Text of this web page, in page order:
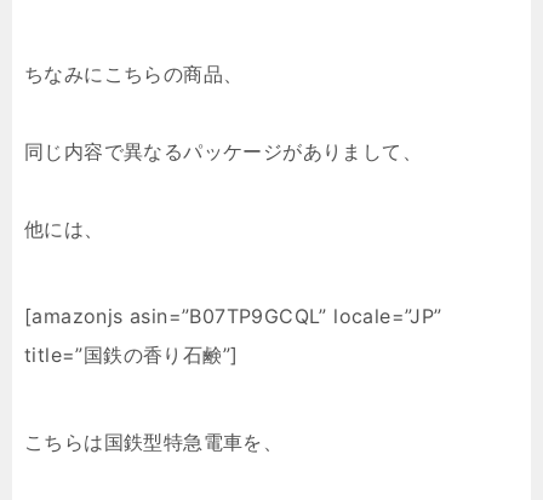
ちなみにこちらの商品、
同じ内容で異なるパッケージがありまして、
他には、
[amazonjs asin=”B07TP9GCQL” locale=”JP”
title=”国鉄の香り石鹸”]
こちらは国鉄型特急電車を、